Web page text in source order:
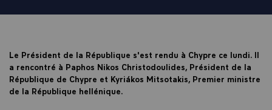
Le Président de la République s'est rendu à Chypre ce lundi. Il
a rencontré à Paphos Nikos Christodoulides, Président de la
République de Chypre et Kyriákos Mitsotakis, Premier ministre
de la République hellénique.